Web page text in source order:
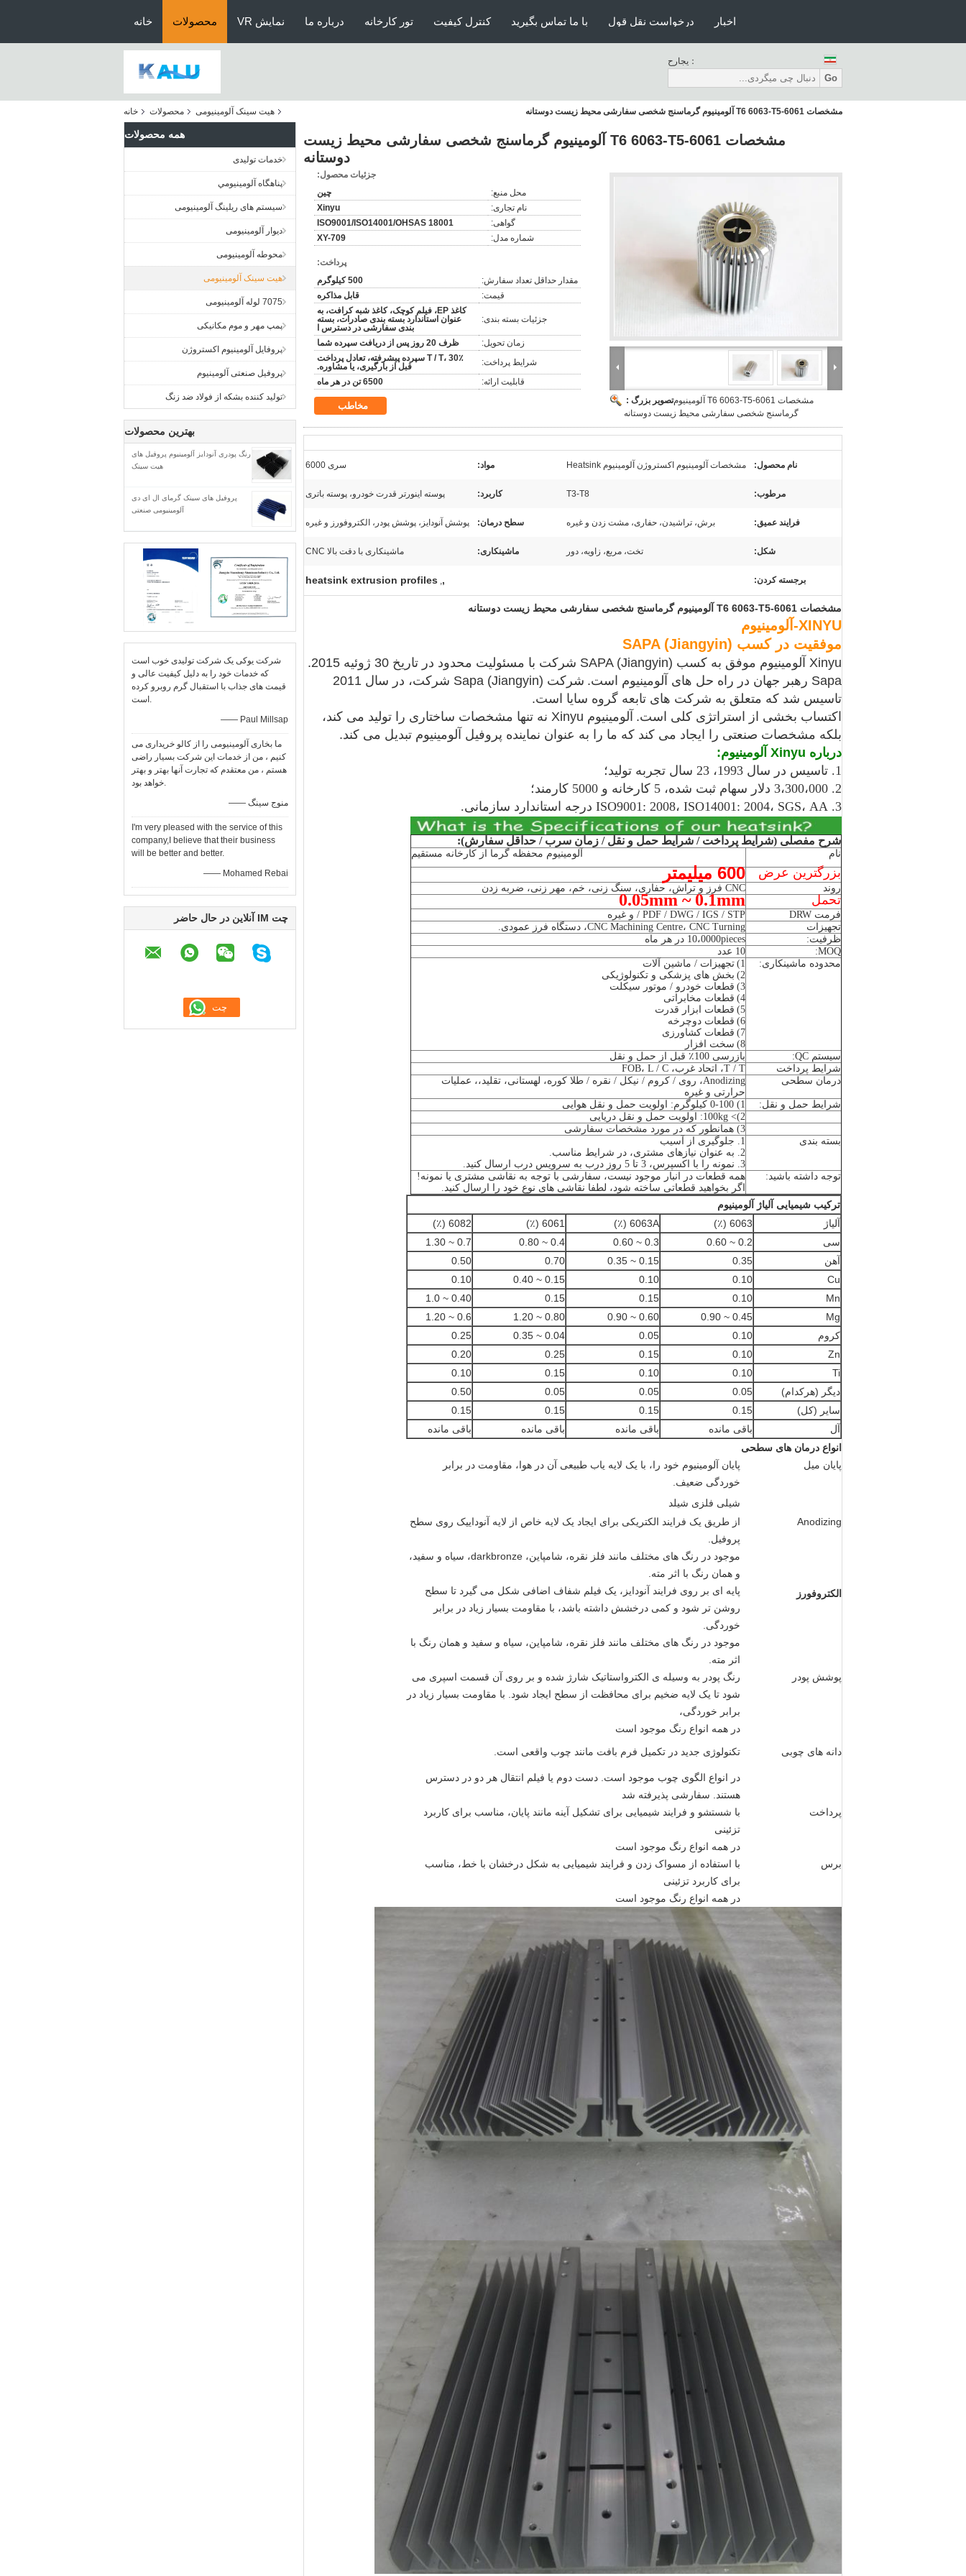
خانه محصولات نمایش VR درباره ما تور کارخانه کنترل کیفیت با ما تماس بگیرید درخواست نقل قول اخبار
حراجی：
Go
خانه محصولات هیت سینک آلومینیومی مشخصات 6061-T6 6063-T5 آلومینیوم گرماسنج شخصی سفارشی محیط زیست دوستانه
همه محصولات
خدمات تولیدی
پناهگاه آلومينيومي
سیستم های ریلینگ آلومینیومی
دیوار آلومینیومی
محوطه آلومینیومی
هیت سینک آلومینیومی
7075 لوله آلومینیومی
پمپ مهر و موم مکانیکی
پروفایل آلومینیوم اکستروژن
پروفیل صنعتی آلومینیوم
توليد کننده بشکه از فولاد ضد زنگ
بهترین محصولات
رنگ پودری آنودایز آلومینیوم پروفیل های
هیت سینک
پروفیل های سینک گرمای ال ای دی
آلومینیومی صنعتی
شرکت یوکی یک شرکت تولیدی خوب است
که خدمات خود را به دلیل کیفیت عالی و
قیمت های جذاب با استقبال گرم روبرو کرده
است.
—— Paul Millsap
ما بخاری آلومینیومی را از کالو خریداری می
کنیم ، من از خدمات این شرکت بسیار راضی
هستم ، من معتقدم که تجارت آنها بهتر و بهتر
خواهد بود.
—— منوج سینگ
I'm very pleased with the service of this
company,I believe that their business
will be better and better.
—— Mohamed Rebai
چت IM آنلاین در حال حاضر
مشخصات 6061-T6 6063-T5 آلومینیوم گرماسنج شخصی سفارشی محیط زیست
دوستانه
تصویر بزرگ :مشخصات 6061-T6 6063-T5 آلومینیوم
گرماسنج شخصی سفارشی محیط زیست دوستانه
جزئیات محصول:
محل منبع:
چین
نام تجاری:
Xinyu
گواهی:
ISO9001/ISO14001/OHSAS 18001
شماره مدل:
XY-709
پرداخت:
مقدار حداقل تعداد سفارش:
500 کیلوگرم
قیمت:
قابل مذاکره
جزئیات بسته بندی:
کاغذ EP، فیلم کوچک، کاغذ شبه کرافت، به
عنوان استاندارد بسته بندی صادرات، بسته
بندی سفارشی در دسترس ا
زمان تحویل:
ظرف 20 روز پس از دریافت سپرده شما
شرایط پرداخت:
T / T، 30٪ سپرده پیشرفته، تعادل پرداخت
قبل از بارگیری، یا مشاوره.
قابلیت ارائه:
6500 تن در هر ماه
مخاطب
نام محصول: مشخصات آلومینیوم اکستروژن آلومینیوم Heatsink مواد: سری 6000
مرطوب: T3-T8 کاربرد: پوسته اینورتر قدرت خودرو، پوسته باتری
فرایند عمیق: برش، تراشیدن، حفاری، مشت زدن و غیره سطح درمان: پوشش آنودایز، پوشش پودر، الکتروفورز و غیره
شکل: تخت، مربع، زاویه، دور ماشینکاری: ماشینکاری با دقت بالا CNC
برجسته کردن: ,
,
heatsink extrusion profiles
مشخصات 6061-T6 6063-T5 آلومینیوم گرماسنج شخصی سفارشی محیط زیست دوستانه
XINYU-آلومینیوم
موفقیت در کسب SAPA (Jiangyin)
Xinyu آلومینیوم موفق به کسب SAPA (Jiangyin) شرکت با مسئولیت محدود در تاریخ 30 ژوئیه 2015.
Sapa رهبر جهان در راه حل های آلومینیوم است.
شرکت Sapa (Jiangyin) شرکت، در سال 2011
تاسیس شد که متعلق به شرکت های تابعه گروه سایا است.
اکتساب بخشی از استراتژی کلی است.
آلومینیوم Xinyu نه تنها مشخصات ساختاری را تولید می کند،
بلکه مشخصات صنعتی را ایجاد می کند که ما را به عنوان نماینده پروفیل آلومینیوم تبدیل می کند.
درباره Xinyu آلومینیوم:
1. تاسیس در سال 1993، 23 سال تجربه تولید؛
2. 3،300،000 دلار سهام ثبت شده، 5 کارخانه و 5000 کارمند؛
3. ISO9001: 2008، ISO14001: 2004، SGS، AA درجه استاندارد سازمانی.
شرح مفصلی (شرایط پرداخت / شرایط حمل و نقل / زمان سرب / حداقل سفارش):
نام آلومینیوم محفظه گرما از کارخانه مستقیم
بزرگترین عرض 600 میلیمتر
روند CNC فرز و تراش، حفاری، سنگ زنی، خم، مهر زنی، ضربه زدن
تحمل 0.05mm ~ 0.1mm
فرمت DRW
PDF / DWG / IGS / STP / و غیره
تجهیزات
CNC Machining Centre، CNC Turning، دستگاه فرز عمودی.
ظرفیت:
10،0000pieces در هر ماه
MOQ:
10 عدد
محدوده ماشینکاری:
1) تجهیزات / ماشین آلات
2) بخش های پزشکی و تکنولوژیکی
3) قطعات خودرو / موتور سیکلت
4) قطعات مخابراتی
5) قطعات ابزار قدرت
6) قطعات دوچرخه
7)
قطعات کشاورزی
8) سخت افزار
سیستم QC:
بازرسی 100٪ قبل از حمل و نقل
شرایط پرداخت
T / T، اتحاد غرب، FOB، L / C
درمان سطحی
Anodizing، روی / کروم / نیکل / نقره / طلا کوره، لهستانی، تقلید،، عملیات
حرارتی و غیره
شرایط حمل و نقل:
1) 0-100 کیلوگرم: اولویت حمل و نقل هوایی
2)> 100kg: اولویت حمل و نقل دریایی
3) همانطور که در مورد مشخصات سفارشی
بسته بندی
1. جلوگیری از آسیب
2. به عنوان نیازهای مشتری، در شرایط مناسب.
3. نمونه را با اکسپرس، 3 تا 5 روز درب به سرویس درب ارسال کنید.
توجه داشته باشید:
همه قطعات در انبار موجود نیست، سفارشی با توجه به نقاشی مشتری یا نمونه!
اگر بخواهید قطعاتی ساخته شود، لطفا نقاشی های نوع خود را ارسال کنید.
ترکیب شیمیایی آلیاژ آلومینیوم
آلیاژ
6063 (٪) 6063A (٪) 6061 (٪)
6082 (٪)
سی
0.2 ~ 0.60
0.3 ~ 0.60
0.4 ~ 0.80
0.7 ~ 1.30
آهن
0.35
0.15 ~ 0.35
0.70
0.50
Cu
0.10
0.10
0.15 ~ 0.40
0.10
Mn
0.10
0.15
0.15
0.40 ~ 1.0
Mg
0.45 ~ 0.90
0.60 ~ 0.90
0.80 ~ 1.20
0.6 ~ 1.20
کروم
0.10
0.05
0.04 ~ 0.35
0.25
Zn
0.10
0.15
0.25
0.20
Ti
0.10
0.10
0.15
0.10
دیگر (هرکدام)
0.05
0.05
0.05
0.50
سایر (کل)
0.15
0.15
0.15
0.15
آل
باقی مانده باقی مانده باقی مانده
باقی مانده
انواع درمان های سطحی
پایان میل
پایان آلومینیوم خود را، با یک لایه یاب طبیعی آن در هوا، مقاومت در برابر
خوردگی ضعیف.
شیلی فلزی شیلد
Anodizing
از طریق یک فرایند الکتریکی برای ایجاد یک لایه خاص از لایه آنوداییک روی سطح
پروفیل.
موجود در رنگ های مختلف مانند فلز نقره، شامپاین، darkbronze، سیاه و سفید،
و همان رنگ با اثر مته.
الکتروفورز
پایه ای بر روی فرایند آنودایز، یک فیلم شفاف اضافی شکل می گیرد تا سطح
روشن تر شود و کمی درخشش داشته باشد، با مقاومت بسیار زیاد در برابر
خوردگی.
موجود در رنگ های مختلف مانند فلز نقره، شامپاین، سیاه و سفید و همان رنگ با
اثر مته.
پوشش پودر
رنگ پودر به وسیله ی الکترواستاتیک شارژ شده و بر روی آن قسمت اسپری می
شود تا یک لایه ضخیم برای محافظت از سطح ایجاد شود. با مقاومت بسیار زیاد در
برابر خوردگی،
در همه انواع رنگ موجود است
دانه های چوبی
تکنولوژی جدید در تکمیل فرم بافت مانند چوب واقعی است.
در انواع الگوی چوب موجود است. دست دوم یا فیلم انتقال هر دو در دسترس
هستند. سفارشی پذیرفته شد
پرداخت
با شستشو و فرایند شیمیایی برای تشکیل آینه مانند پایان، مناسب برای کاربرد
تزئینی
در همه انواع رنگ موجود است
برس
با استفاده از مسواک زدن و فرایند شیمیایی به شکل درخشان با خط، مناسب
برای کاربرد تزئینی
در همه انواع رنگ موجود است